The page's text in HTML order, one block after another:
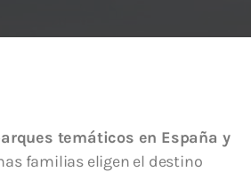
temáticos en España y
familias eligen el destino